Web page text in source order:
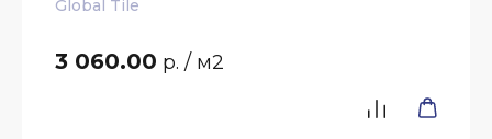
Global Tile
3 060.00 р. / м2